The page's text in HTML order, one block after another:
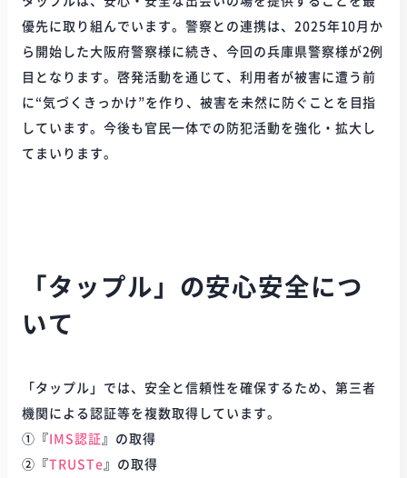
優先に取り組んでいます。警察との連携は、2025年10月か
ら開始した大阪府警察様に続き、今回の兵庫県警察様が2例
目となります。啓発活動を通じて、利用者が被害に遭う前
に“気づくきっかけ”を作り、被害を未然に防ぐことを目指
しています。今後も官民一体での防犯活動を強化・拡大し
てまいります。
「タップル」の安心安全につ
いて
「タップル」では、安全と信頼性を確保するため、第三者
機関による認証等を複数取得しています。
①『IMS認証 』の取得
②『TRUSTe 』の取得